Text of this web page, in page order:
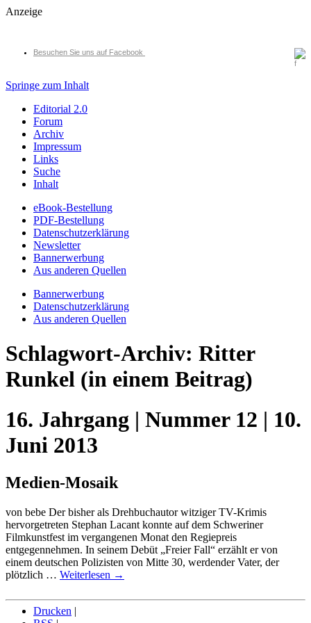
Anzeige
Besuchen Sie uns auf Facebook
Springe zum Inhalt
Editorial 2.0
Forum
Archiv
Impressum
Links
Suche
Inhalt
eBook-Bestellung
PDF-Bestellung
Datenschutzerklärung
Newsletter
Bannerwerbung
Aus anderen Quellen
Bannerwerbung
Datenschutzerklärung
Aus anderen Quellen
Schlagwort-Archiv: Ritter
Runkel (in einem Beitrag)
16. Jahrgang | Nummer 12 | 10.
Juni 2013
Medien-Mosaik
von bebe Der bisher als Drehbuchautor witziger TV-Krimis
hervorgetreten Stephan Lacant konnte auf dem Schweriner
Filmkunstfest im vergangenen Monat den Regiepreis
entgegennehmen. In seinem Debüt „Freier Fall“ erzählt er von
einem deutschen Polizisten von Mitte 30, werdender Vater, der
plötzlich … Weiterlesen →
Drucken |